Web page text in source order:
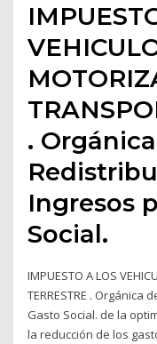
.
Ingresos
Social.
IMPUESTO A LOS
TERRESTRE .
Gasto Social. de la
la reducción de los